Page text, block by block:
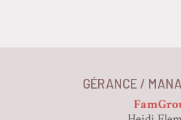
GÉRANCE /